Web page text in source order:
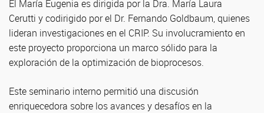
El María Eugenia es dirigida por la Dra. María Laura
Cerutti y codirigido por el Dr. Fernando Goldbaum, quienes
lideran investigaciones en el CRIP. Su involucramiento en
este proyecto proporciona un marco sólido para la
exploración de la optimización de bioprocesos.
Este seminario interno permitió una discusión
enriquecedora sobre los avances y desafíos en la